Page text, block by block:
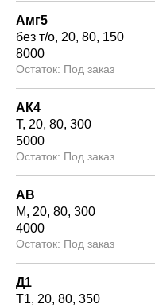
Амг5
без т/о 20 80 150
8000
Под заказ
АК4
Т 20 80 300
5000
Под заказ
АВ
М
20 80 300
4000
Под заказ
Д1
Т1 20 80 350